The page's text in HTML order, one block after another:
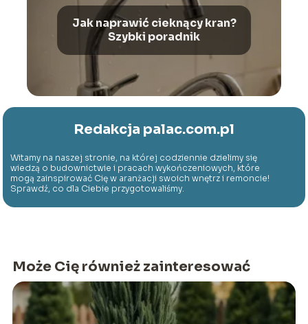
Jak naprawić cieknący kran?
Szybki poradnik
Redakcja palac.com.pl
Witamy na naszej stronie, na której codziennie dzielimy się
wiedzą o budownictwie i pracach wykończeniowych, które
mogą zainspirować Cię w aranżacji swoich wnętrz i remoncie!
Sprawdź, co dla Ciebie przygotowaliśmy.
Może Cię również zainteresować